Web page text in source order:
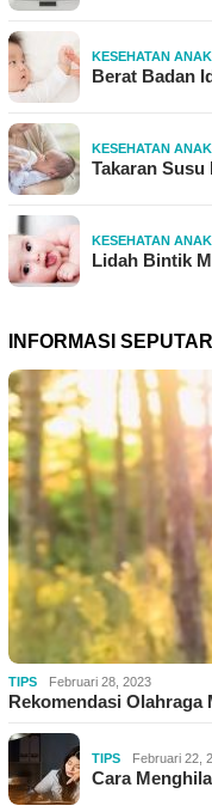
KESEHATAN ANAK
Berat Badan
KESEHATAN ANAK
Takaran
KESEHATAN ANAK
Lidah Bintik
INFORMASI
TIPS Februari 28, 2023
Rekomendasi
TIPS Februari 22,
Cara